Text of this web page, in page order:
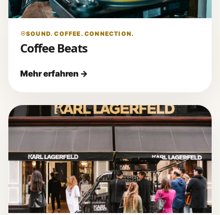
SOUND. COFFEE. CONNECTION.
Coffee Beats